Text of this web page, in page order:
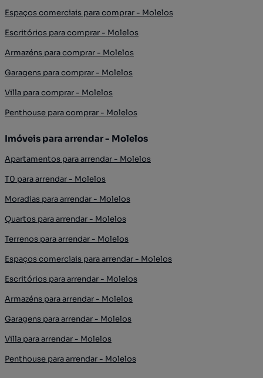
Espaços comerciais para comprar - Molelos
Escritórios para comprar - Molelos
Armazéns para comprar - Molelos
Garagens para comprar - Molelos
Villa para comprar - Molelos
Penthouse para comprar - Molelos
Imóveis para arrendar - Molelos
Apartamentos para arrendar - Molelos
T0 para arrendar - Molelos
Moradias para arrendar - Molelos
Quartos para arrendar - Molelos
Terrenos para arrendar - Molelos
Espaços comerciais para arrendar - Molelos
Escritórios para arrendar - Molelos
Armazéns para arrendar - Molelos
Garagens para arrendar - Molelos
Villa para arrendar - Molelos
Penthouse para arrendar - Molelos